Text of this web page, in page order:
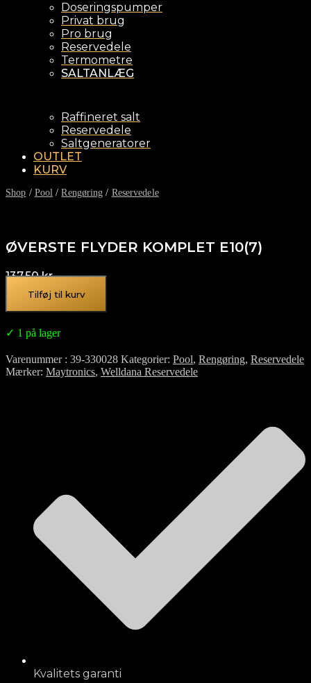
Doseringspumper
Privat brug
Pro brug
Reservedele
Termometre
SALTANLÆG
Raffineret salt
Reservedele
Saltgeneratorer
OUTLET
KURV
Shop / Pool /Rengøring / Reservedele
ØVERSTE FLYDER KOMPLET E10(7)
137,50kr.
Tilføj til kurv
✓ 1 på lager
Varenummer 39-330028 Kategorier Pool, Rengøring, Reservedele
Mærker Maytronics, Welldana Reservedele
Kvalitets garanti